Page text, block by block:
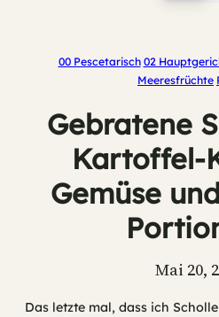
00 Pescetarisch 02
Meeresfrüchte
Gebratene
Kartoffel-
Gemüse
Mai 20,
Das letzte mal, dass ich